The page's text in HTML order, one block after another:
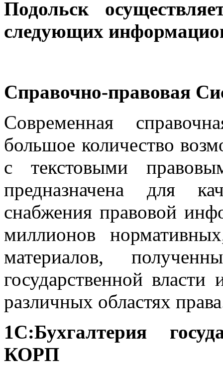
Подольск
следующих
Справочно-правовая
Современная
большое количество
с текстовыми
предназначена для
снабжения правовой
миллионов
материалов,
государственной
различных областях
1С:Бухгалтерия
КОРП